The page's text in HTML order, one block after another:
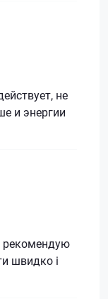
не
и энергии
рекомендую
швидко і